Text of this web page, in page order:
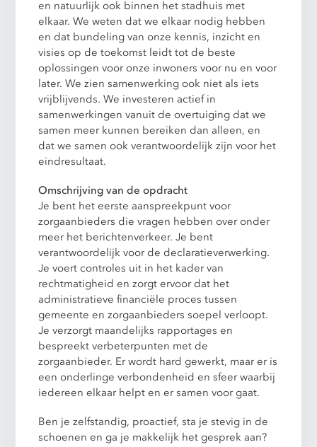
en natuurlijk ook binnen het stadhuis met
elkaar. We weten dat we elkaar nodig hebben
en dat bundeling van onze kennis, inzicht en
visies op de toekomst leidt tot de beste
oplossingen voor onze inwoners voor nu en voor
later. We zien samenwerking ook niet als iets
vrijblijvends. We investeren actief in
samenwerkingen vanuit de overtuiging dat we
samen meer kunnen bereiken dan alleen, en
dat we samen ook verantwoordelijk zijn voor het
eindresultaat.
Omschrijving van de opdracht
Je bent het eerste aanspreekpunt voor
zorgaanbieders die vragen hebben over onder
meer het berichtenverkeer. Je bent
verantwoordelijk voor de declaratieverwerking.
Je voert controles uit in het kader van
rechtmatigheid en zorgt ervoor dat het
administratieve financiële proces tussen
gemeente en zorgaanbieders soepel verloopt.
Je verzorgt maandelijks rapportages en
bespreekt verbeterpunten met de
zorgaanbieder. Er wordt hard gewerkt, maar er is
een onderlinge verbondenheid en sfeer waarbij
iedereen elkaar helpt en er samen voor gaat.
Ben je zelfstandig, proactief, sta je stevig in de
schoenen en ga je makkelijk het gesprek aan?